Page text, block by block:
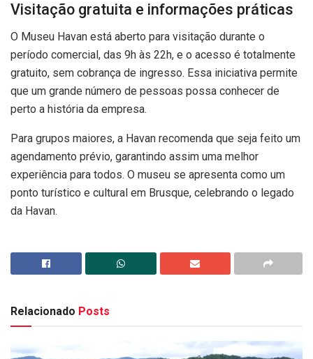
Visitação gratuita e informações práticas
O Museu Havan está aberto para visitação durante o
período comercial, das 9h às 22h, e o acesso é totalmente
gratuito, sem cobrança de ingresso. Essa iniciativa permite
que um grande número de pessoas possa conhecer de
perto a história da empresa.
Para grupos maiores, a Havan recomenda que seja feito um
agendamento prévio, garantindo assim uma melhor
experiência para todos. O museu se apresenta como um
ponto turístico e cultural em Brusque, celebrando o legado
da Havan.
Relacionado Posts